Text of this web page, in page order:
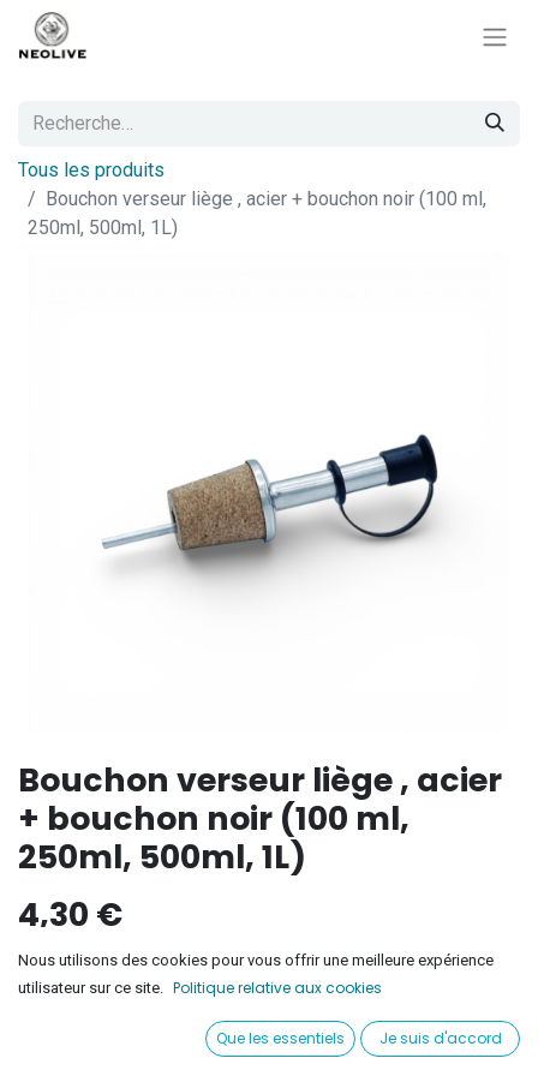
Tous les produits
Bouchon verseur liège , acier + bouchon noir (100 ml,
250ml, 500ml, 1L)
Bouchon verseur liège , acier
+ bouchon noir (100 ml,
250ml, 500ml, 1L)
4,30 €
Ajouter au panier
Ajouter à la liste de souhaits
Nous utilisons des cookies pour vous offrir une meilleure expérience
utilisateur sur ce site.
Politique relative aux cookies
Que les essentiels Je suis d'accord